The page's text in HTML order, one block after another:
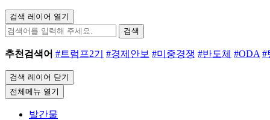
검색 레이어 열기
검색
추천검색어 #트럼프2기 #경제안보 #미중경쟁 #반도체 #ODA #
검색 레이어 닫기
전체메뉴 열기
발간물